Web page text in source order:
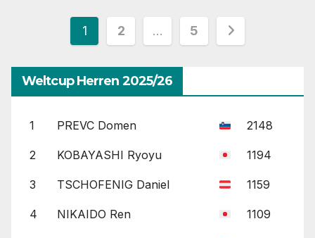
Seitennummerierung
der
Beiträge
1 2 … 5
Weltcup Herren 2025/26
1 PREVC Domen 2148
2 KOBAYASHI Ryoyu 1194
3 TSCHOFENIG Daniel 1159
4 NIKAIDO Ren 1109